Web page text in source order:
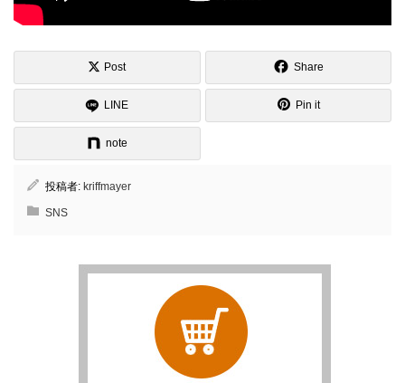
Post Share
LINE Pin it
note
投稿者: kriffmayer
SNS